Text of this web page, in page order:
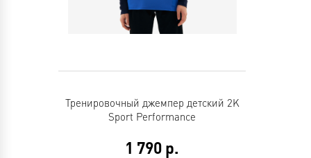
Тренировочный джемпер детский 2K
Sport Performance
1 790 р.